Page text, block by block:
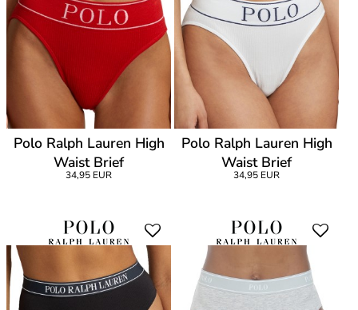
Polo Ralph Lauren High
Waist Brief
34,95 EUR
Polo Ralph Lauren High
Waist Brief
34,95 EUR